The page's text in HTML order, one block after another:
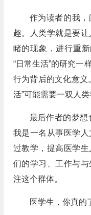
作为读者的我
趣。人类学就是要
睹的现象，进行重
“日常生活”的研究一
行为背后的文化意义
活”可能需要一双人
最后作者的梦想
我是一名从事医学
过教学，提高医学
们的学习、工作与
注这个群体。
医学生，你真的